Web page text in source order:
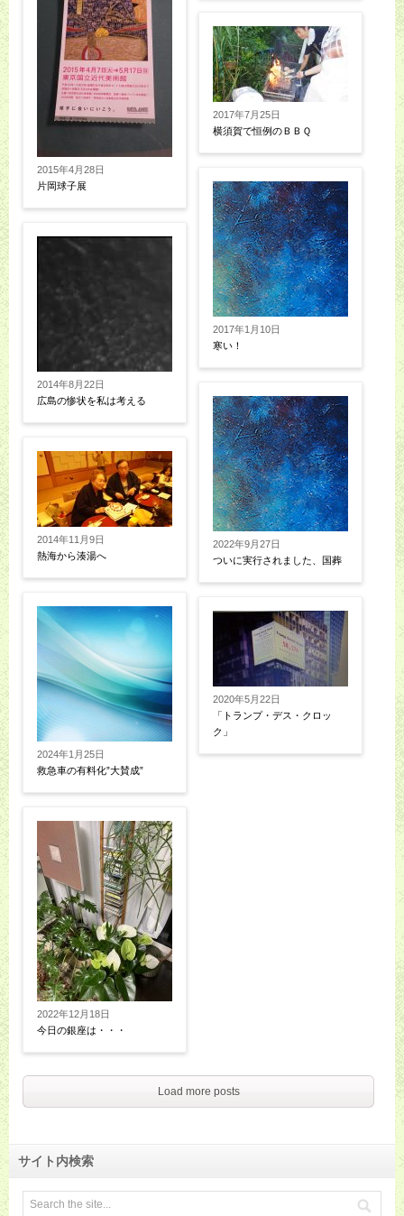
2015年4月28日
片岡球子展
2014年8月22日
広島の惨状を私は考える
2014年11月9日
熱海から湊湯へ
2024年1月25日
救急車の有料化”大賛成”
2022年12月18日
今日の銀座は・・・
2017年7月25日
横須賀で恒例のＢＢＱ
2017年1月10日
寒い！
2022年9月27日
ついに実行されました、国葬
2020年5月22日
「トランプ・デス・クロッ
ク」
Load more posts
サイト内検索